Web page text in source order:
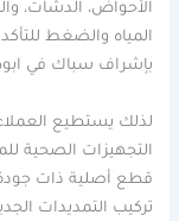
الأحواض، الدشات،
المياه والضغط
بإشراف سباك في
لذلك يستطيع
التجهيزات الصحية
قطع أصلية ذات جودة
تركيب التمديدات